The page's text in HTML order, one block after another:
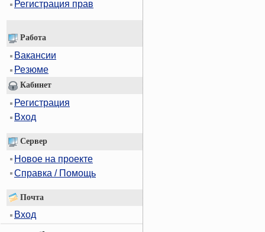
Регистрация прав
Работа
Вакансии
Резюме
Кабинет
Регистрация
Вход
Сервер
Новое на проекте
Справка / Помощь
Почта
Вход